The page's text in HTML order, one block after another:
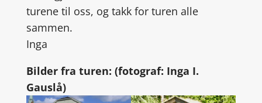
turene til oss, og takk for turen alle
sammen.
Inga
Bilder fra turen: (fotograf: Inga I.
Gauslå)